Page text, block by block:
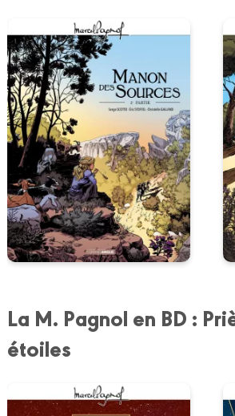
La M. Pagnol en BD :
étoiles